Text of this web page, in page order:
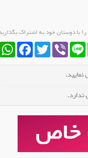
را با دوستان خود به اشتراک
FacebookTwitter Viber Line
نمایید.
ندارد.